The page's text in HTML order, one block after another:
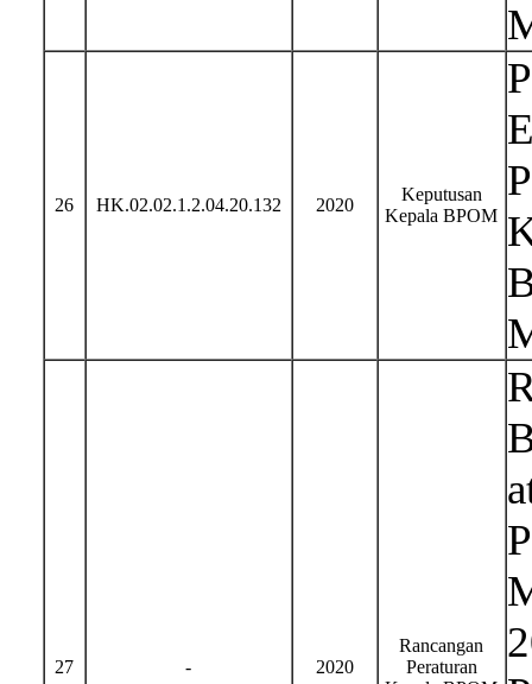
26 HK.02.02.1.2.04.20.132 2020
Keputusan
Kepala BPOM
27 - 2020
Rancangan
Peraturan